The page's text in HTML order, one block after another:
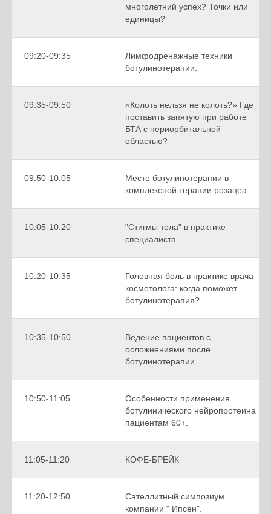
многолетний успех? Точки или
единицы?
09:20-09:35
Лимфодренажные техники
ботулинотерапии.
09:35-09:50
«Колоть нельзя не колоть?» Где
поставить запятую при работе
БТА с периорбитальной
областью?
09:50-10:05
Место ботулинотерапии в
комплексной терапии розацеа.
10:05-10:20
"Стигмы тела" в практике
специалиста.
10:20-10:35
Головная боль в практике врача
косметолога: когда поможет
ботулинотерапия?
10:35-10:50
Ведение пациентов с
осложнениями после
ботулинотерапии.
10:50-11:05
Особенности применения
ботулинического нейропротеина
пациентам 60+.
11:05-11:20 КОФЕ-БРЕЙК
11:20-12:50
Сателлитный симпозиум
компании " Ипсен".